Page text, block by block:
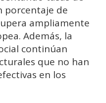
porcentaje de
ampliamente
Además, la
continúan
que no han
en los